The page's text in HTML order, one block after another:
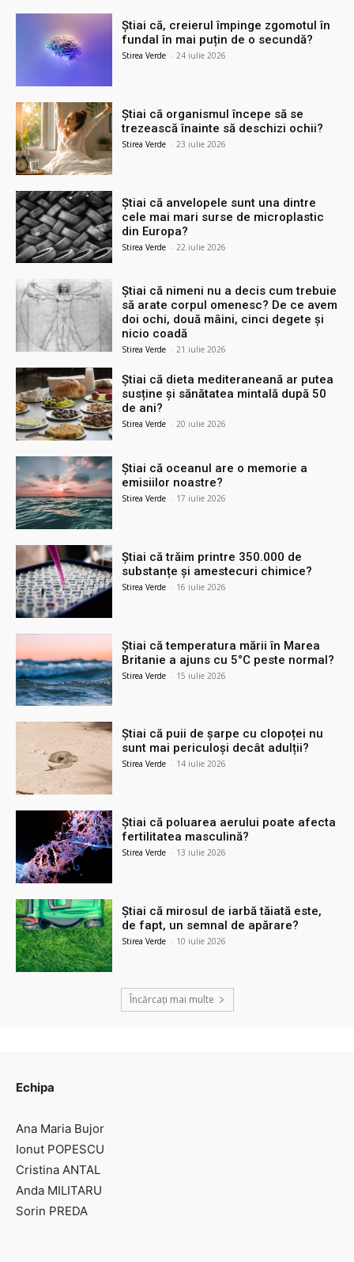
Știai că, creierul împinge zgomotul în
fundal în mai puțin de o secundă?
Stirea Verde - 24 iulie 2026
Știai că organismul începe să se
trezească înainte să deschizi ochii?
Stirea Verde - 23 iulie 2026
Știai că anvelopele sunt una dintre
cele mai mari surse de microplastic
din Europa?
Stirea Verde - 22 iulie 2026
Știai că nimeni nu a decis cum trebuie
să arate corpul omenesc? De ce avem
doi ochi, două mâini, cinci degete și
nicio coadă
Stirea Verde - 21 iulie 2026
Știai că dieta mediteraneană ar putea
susține și sănătatea mintală după 50
de ani?
Stirea Verde - 20 iulie 2026
Știai că oceanul are o memorie a
emisiilor noastre?
Stirea Verde - 17 iulie 2026
Știai că trăim printre 350.000 de
substanțe și amestecuri chimice?
Stirea Verde - 16 iulie 2026
Știai că temperatura mării în Marea
Britanie a ajuns cu 5°C peste normal?
Stirea Verde - 15 iulie 2026
Știai că puii de șarpe cu clopoței nu
sunt mai periculoși decât adulții?
Stirea Verde - 14 iulie 2026
Știai că poluarea aerului poate afecta
fertilitatea masculină?
Stirea Verde - 13 iulie 2026
Știai că mirosul de iarbă tăiată este,
de fapt, un semnal de apărare?
Stirea Verde - 10 iulie 2026
Încărcați mai multe
Echipa
Ana Maria Bujor
Ionut POPESCU
Cristina ANTAL
Anda MILITARU
Sorin PREDA